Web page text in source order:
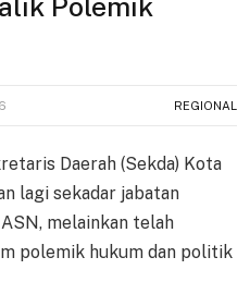
Polemik
REGIONAL
Daerah (Sekda) Kota
lagi sekadar jabatan
melainkan telah
polemik hukum dan politik